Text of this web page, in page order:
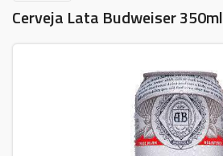
Cerveja Lata Budweiser 350ml